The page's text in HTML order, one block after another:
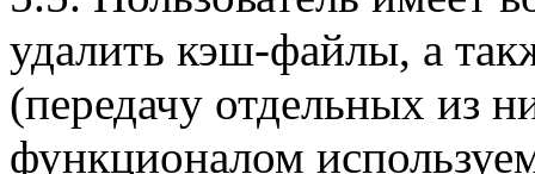
удалить кэш-файлы, а
(передачу отдельных из
функционалом